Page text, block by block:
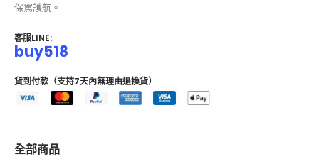
保駕護航。
客服LINE:
buy518
貨到付款（支持7天內無理由退換貨）
全部商品